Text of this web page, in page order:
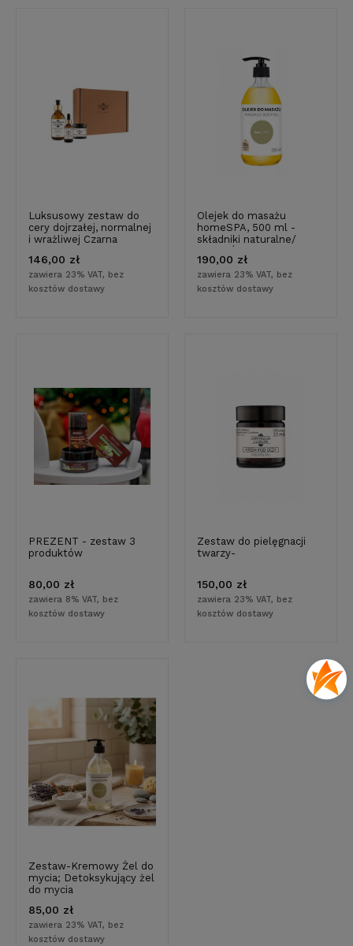
Luksusowy zestaw do
cery dojrzałej, normalnej
i wrażliwej Czarna
na prezent - naturalne
pochodzenie
146,00 zł
zawiera 23% VAT, bez
kosztów dostawy
Olejek do masażu
homeSPA, 500 ml -
składniki naturalne/
190,00 zł
zawiera 23% VAT, bez
kosztów dostawy
PREZENT - zestaw 3
produktów
80,00 zł
zawiera 8% VAT, bez
kosztów dostawy
Zestaw do pielęgnacji
twarzy-
150,00 zł
zawiera 23% VAT, bez
kosztów dostawy
Zestaw-Kremowy Żel do
mycia; Detoksykujący żel
do mycia
85,00 zł
zawiera 23% VAT, bez
kosztów dostawy